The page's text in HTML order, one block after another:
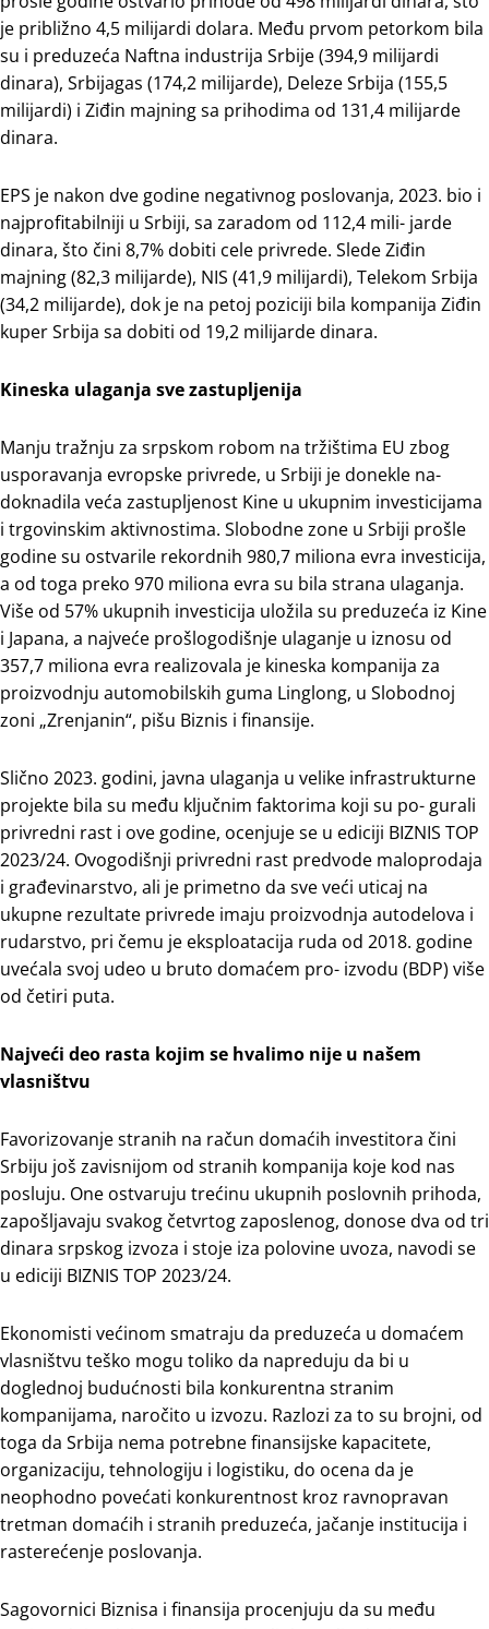
je približno 4,5 milijardi dolara. Među prvom petorkom bila
su i preduzeća Naftna industrija Srbije (394,9 milijardi
dinara), Srbijagas (174,2 milijarde), Deleze Srbija (155,5
milijardi) i Ziđin majning sa prihodima od 131,4 milijarde
dinara.
EPS je nakon dve godine negativnog poslovanja, 2023. bio i
najprofitabilniji u Srbiji, sa zaradom od 112,4 mili- jarde
dinara, što čini 8,7% dobiti cele privrede. Slede Ziđin
majning (82,3 milijarde), NIS (41,9 milijardi), Telekom Srbija
(34,2 milijarde), dok je na petoj poziciji bila kompanija Ziđin
kuper Srbija sa dobiti od 19,2 milijarde dinara.
Kineska ulaganja sve zastupljenija
Manju tražnju za srpskom robom na tržištima EU zbog
usporavanja evropske privrede, u Srbiji je donekle na-
doknadila veća zastupljenost Kine u ukupnim investicijama
i trgovinskim aktivnostima. Slobodne zone u Srbiji prošle
godine su ostvarile rekordnih 980,7 miliona evra investicija,
a od toga preko 970 miliona evra su bila strana ulaganja.
Više od 57% ukupnih investicija uložila su preduzeća iz Kine
i Japana, a najveće prošlogodišnje ulaganje u iznosu od
357,7 miliona evra realizovala je kineska kompanija za
proizvodnju automobilskih guma Linglong, u Slobodnoj
zoni „Zrenjanin“, pišu Biznis i finansije.
Slično 2023. godini, javna ulaganja u velike infrastrukturne
projekte bila su među ključnim faktorima koji su po- gurali
privredni rast i ove godine, ocenjuje se u ediciji BIZNIS TOP
2023/24. Ovogodišnji privredni rast predvode maloprodaja
i građevinarstvo, ali je primetno da sve veći uticaj na
ukupne rezultate privrede imaju proizvodnja autodelova i
rudarstvo, pri čemu je eksploatacija ruda od 2018. godine
uvećala svoj udeo u bruto domaćem pro- izvodu (BDP) više
od četiri puta.
Najveći deo rasta kojim se hvalimo nije u našem
vlasništvu
Favorizovanje stranih na račun domaćih investitora čini
Srbiju još zavisnijom od stranih kompanija koje kod nas
posluju. One ostvaruju trećinu ukupnih poslovnih prihoda,
zapošljavaju svakog četvrtog zaposlenog, donose dva od tri
dinara srpskog izvoza i stoje iza polovine uvoza, navodi se
u ediciji BIZNIS TOP 2023/24.
Ekonomisti većinom smatraju da preduzeća u domaćem
vlasništvu teško mogu toliko da napreduju da bi u
doglednoj budućnosti bila konkurentna stranim
kompanijama, naročito u izvozu. Razlozi za to su brojni, od
toga da Srbija nema potrebne finansijske kapacitete,
organizaciju, tehnologiju i logistiku, do ocena da je
neophodno povećati konkurentnost kroz ravnopravan
tretman domaćih i stranih preduzeća, jačanje institucija i
rasterećenje poslovanja.
Sagovornici Biznisa i finansija procenjuju da su među